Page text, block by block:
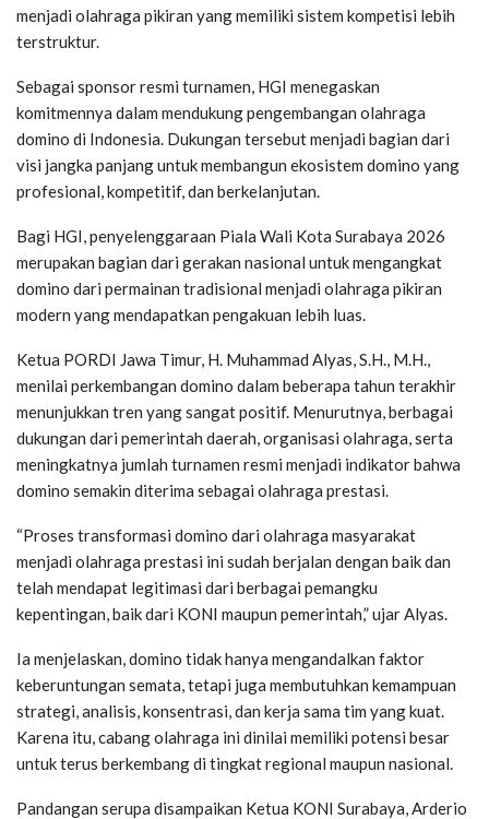
menjadi olahraga pikiran yang memiliki sistem kompetisi lebih
terstruktur.
Sebagai sponsor resmi turnamen, HGI menegaskan
komitmennya dalam mendukung pengembangan olahraga
domino di Indonesia. Dukungan tersebut menjadi bagian dari
visi jangka panjang untuk membangun ekosistem domino yang
profesional, kompetitif, dan berkelanjutan.
Bagi HGI, penyelenggaraan Piala Wali Kota Surabaya 2026
merupakan bagian dari gerakan nasional untuk mengangkat
domino dari permainan tradisional menjadi olahraga pikiran
modern yang mendapatkan pengakuan lebih luas.
Ketua PORDI Jawa Timur, H. Muhammad Alyas, S.H., M.H.,
menilai perkembangan domino dalam beberapa tahun terakhir
menunjukkan tren yang sangat positif. Menurutnya, berbagai
dukungan dari pemerintah daerah, organisasi olahraga, serta
meningkatnya jumlah turnamen resmi menjadi indikator bahwa
domino semakin diterima sebagai olahraga prestasi.
“Proses transformasi domino dari olahraga masyarakat
menjadi olahraga prestasi ini sudah berjalan dengan baik dan
telah mendapat legitimasi dari berbagai pemangku
kepentingan, baik dari KONI maupun pemerintah,” ujar Alyas.
Ia menjelaskan, domino tidak hanya mengandalkan faktor
keberuntungan semata, tetapi juga membutuhkan kemampuan
strategi, analisis, konsentrasi, dan kerja sama tim yang kuat.
Karena itu, cabang olahraga ini dinilai memiliki potensi besar
untuk terus berkembang di tingkat regional maupun nasional.
Pandangan serupa disampaikan Ketua KONI Surabaya, Arderio